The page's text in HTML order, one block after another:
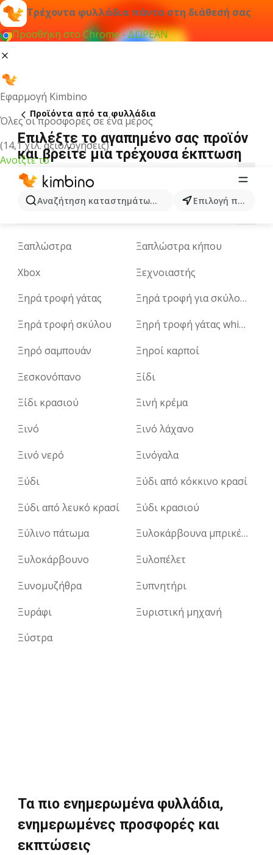
Τρέχοντα φυλλάδια πάντα στη διάθεσή σας
Προσθήκη στο Chrome - ΔΩΡΕΑΝ
Εφαρμογή Kimbino
Όλες οι προσφορές σε ένα μέρος
(14,1 χιλ. αξιολογήσεις)
Ανοίξτε το
Αναζήτηση καταστημάτων, κατηγοριών, προϊόντων...
Επιλογή πόλης
Προϊόντα από τα φυλλάδια
Επιλέξτε το αγαπημένο σας προϊόν
και βρείτε μια τρέχουσα έκπτωση
3 5 A H
M
N O P Q R T U V
Ξαπλώστρα
Ξαπλώστρα κήπου
Xbox
Ξεχνοιαστής
Ξηρά τροφή γάτας
Ξηρά τροφή για σκύλους
Ξηρά τροφή σκύλου
Ξηρή τροφή γάτας whiskas
Ξηρό σαμπουάν
Ξηροί καρποί
Ξεσκονόπανο
Ξίδι
Ξίδι κρασιού
Ξινή κρέμα
Ξινό
Ξινό λάχανο
Ξινό νερό
Ξινόγαλα
Ξύδι
Ξύδι από κόκκινο κρασί
Ξύδι από λευκό κρασί
Ξύδι κρασιού
Ξύλινο πάτωμα
Ξυλοκάρβουνα μπρικέτες
Ξυλοκάρβουνο
Ξυλοπέλετ
Ξυνομυζήθρα
Ξυπνητήρι
Ξυράφι
Ξυριστική μηχανή
Ξύστρα
Τα πιο ενημερωμένα φυλλάδια,
ενημερωμένες προσφορές και
εκπτώσεις